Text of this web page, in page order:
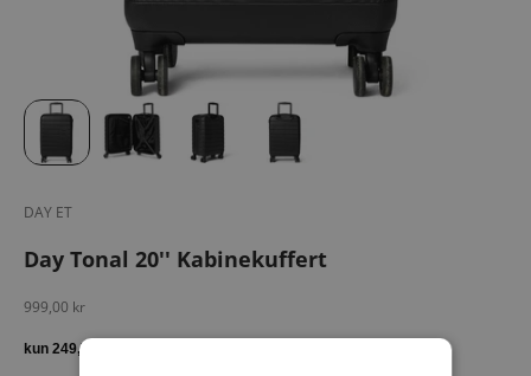
DAY ET
Day Tonal 20'' Kabinekuffert
Salgspris
999,00 kr